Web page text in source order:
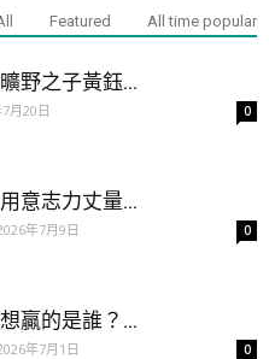
Featured All time popular
野之子黃鈺...
月20日 0
意志力丈量...
年7月9日 0
贏的是誰？...
年7月1日 0